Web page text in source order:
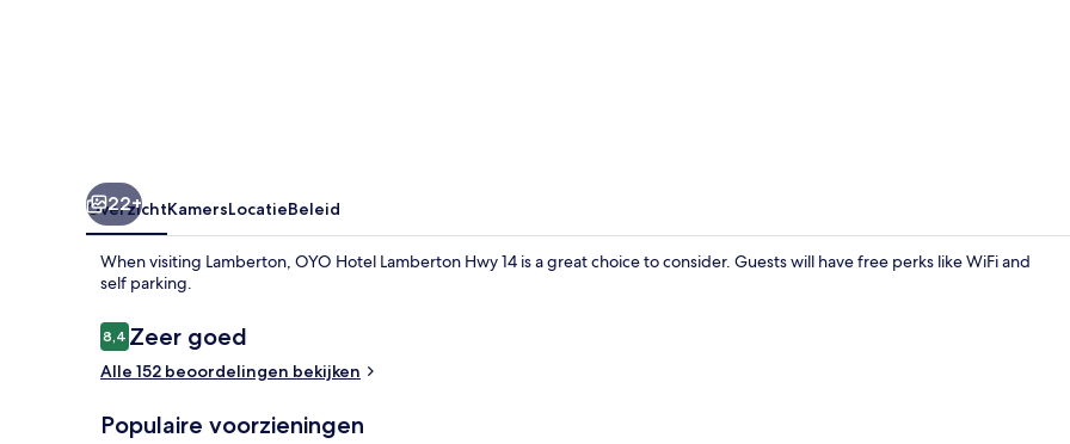
Kamer, 1
22+
OverzichtKamersLocatieBeleid
When visiting Lamberton, OYO Hotel Lamberton Hwy 14 is a great choice to consider. Guests will have free perks like WiFi and
self parking.
Beoordelingen
8,48,4 op 10 –
Zeer goed
Alle 152 beoordelingen bekijken
Populaire voorzieningen